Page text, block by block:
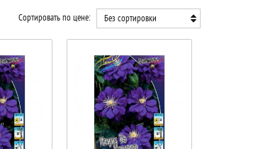
Сортировать по цене: Без сортировки